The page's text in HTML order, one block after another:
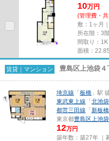
10万円
(管理費・
敷：1ヶ月
所在階：3
間取り：1K
面積：
賃貸｜マンション 豊島区上池袋
埼京線 「 板橋 」駅
東武東上線 「 北池袋
都営三田線 「 新板橋
東京都豊島区上池袋
12万円
築年数：築27年 ｜